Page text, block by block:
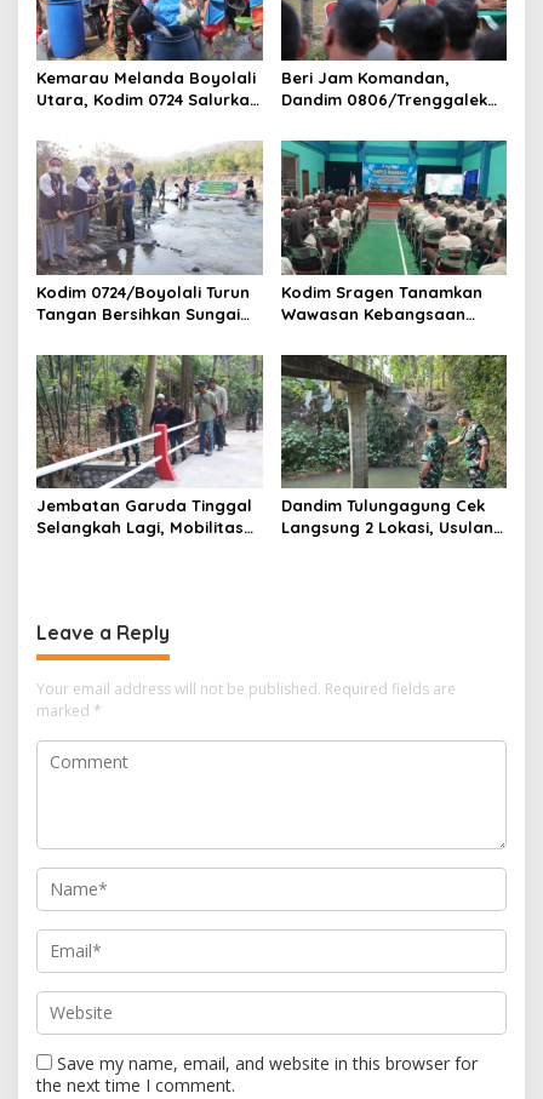
Kemarau Melanda Boyolali
Utara, Kodim 0724 Salurkan
Beri Jam Komandan,
Dandim 0806/Trenggalek
Kodim 0724/Boyolali Turun
Tangan Bersihkan Sungai
Kodim Sragen Tanamkan
Wawasan Kebangsaan
Pelajar Tentang Hal Ini
Jembatan Garuda Tinggal
Selangkah Lagi, Mobilitas
Dandim Tulungagung Cek
Langsung 2 Lokasi, Usulan
Leave a Reply
Your email address will not be published. Required fields are
marked *
Save my name, email, and website in this browser for
the next time I comment.